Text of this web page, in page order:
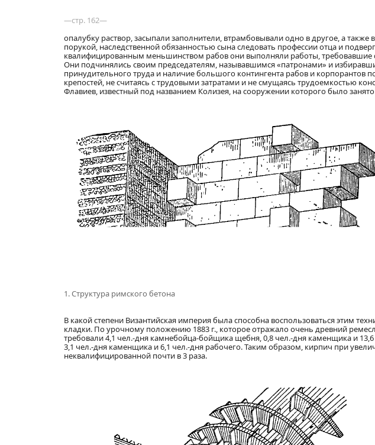
—стр. 162—
опалубку раствор, засыпали заполнители, втрамбовывали одно в другое, а
порукой, наследственной обязанностью сына следовать профессии отца и
квалифицированным меньшинством рабов они выполняли работы, требовавшие
Они подчинялись своим председателям, называвшимся «патронами» и
принудительного труда и наличие большого контингента рабов и корпорантов
крепостей, не считаясь с трудовыми затратами и не смущаясь трудоемкостью
Флавиев, известный под названием Колизея, на сооружении которого было
1. Структура римского бетона
В какой степени Византийская империя была способна воспользоваться этим
кладки. По урочному положению 1883 г., которое отражало очень древний
требовали 4,1 чел.-дня камнебойца-бойщика щебня, 0,8 чел.-дня каменщика и
3,1 чел.-дня каменщика и 6,1 чел.-дня рабочего. Таким образом, кирпич при
неквалифицированной почти в 3 раза.